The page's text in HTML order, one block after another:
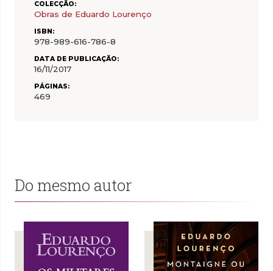
COLECÇÃO:
Obras de Eduardo Lourenço
ISBN:
978-989-616-786-8
DATA DE PUBLICAÇÃO:
16/11/2017
PÁGINAS:
469
Do mesmo autor